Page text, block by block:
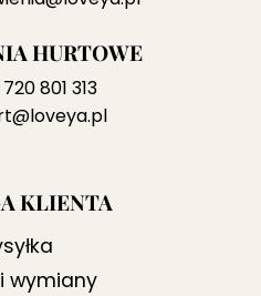
HURTOWE
801 313
KLIENTA
wymiany